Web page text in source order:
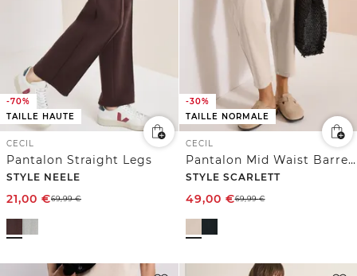
-70%
TAILLE HAUTE
CECIL
Pantalon Straight Legs
STYLE NEELE
21,00 €69,99€
-30%
TAILLE NORMALE
CECIL
Pantalon Mid Waist Barrel Leg en coupe décontractée
STYLE SCARLETT
49,00 €69,99€